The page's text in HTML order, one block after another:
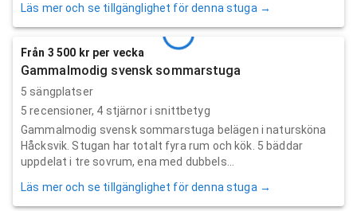
Läs mer och se tillgänglighet för denna stuga →
Från 3 500 kr per vecka
Gammalmodig svensk sommarstuga
5 sängplatser
5 recensioner, 4 stjärnor i snittbetyg
Gammalmodig svensk sommarstuga belägen i natursköna
Håcksvik. Stugan har totalt fyra rum och kök. 5 bäddar
uppdelat i tre sovrum, ena med dubbels...
Läs mer och se tillgänglighet för denna stuga →